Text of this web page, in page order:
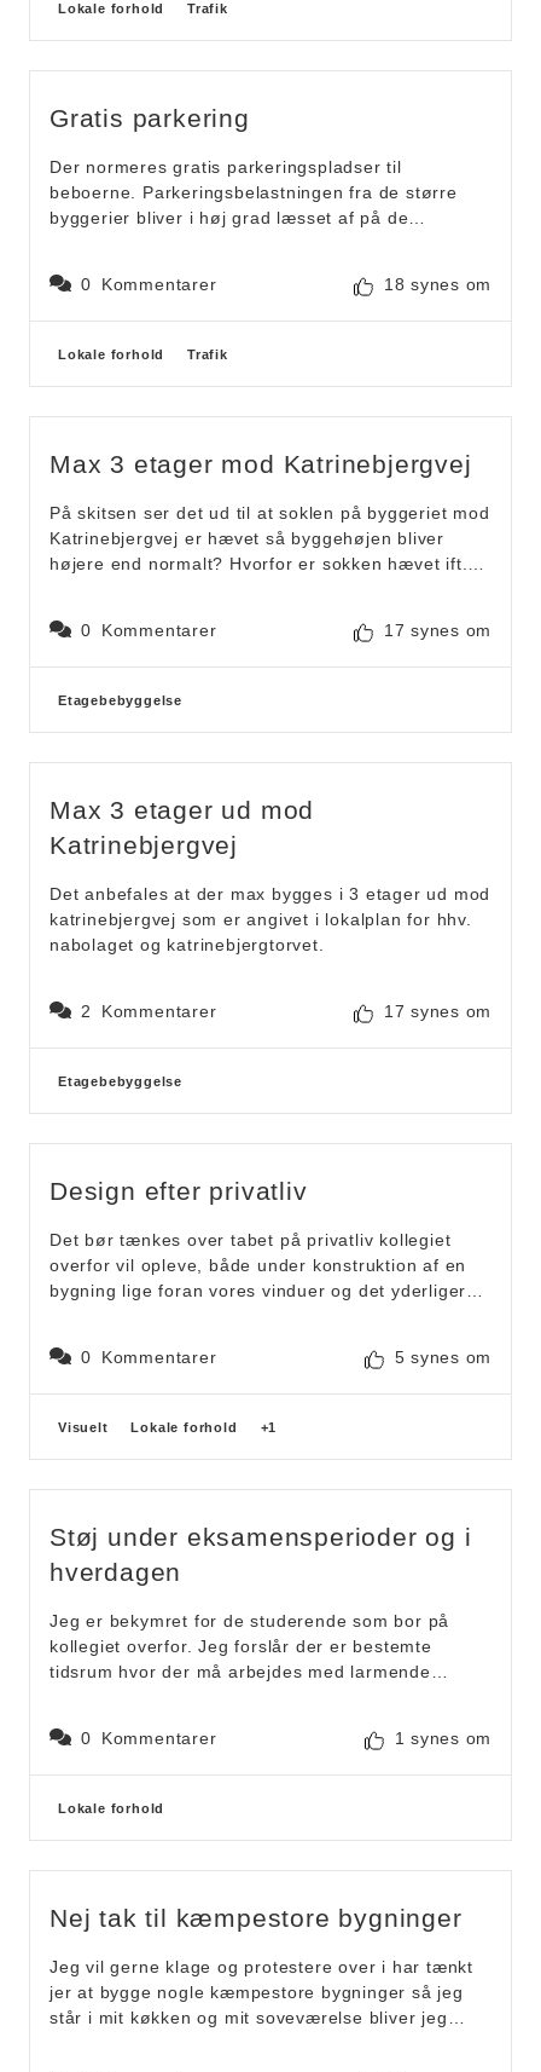
gratis for alle og man flytter parkeringspladserne
hvordan Katrinebjergvej skal kunne holde til den
Forslagskategorier
Lokale forhold Trafik
Gratis parkering
Der normeres gratis parkeringspladser til
beboerne. Parkeringsbelastningen fra de større
byggerier bliver i høj grad læsset af på de
for parkering, når man kan parkere 2 min væk
gratis?
villaejere skal betale for vej der er overfyldt med
1. Gratis parkering normering for byggerierne for
at holde ansvaret for parkeringspresset tæt til hvor
det opstår.
omkringliggende veje ikke er overfyldte og har
gennemkørende trafik. De skal være sikre, rolige
og have begrænset trafik som i dag, hvor børnene
kan løbe og lege sikkert på vejene. Det vil være
0 Kommentarer 18 synes om
Forslagskategorier
Lokale forhold Trafik
Max 3 etager mod Katrinebjergvej
På skitsen ser det ud til at soklen på byggeriet mod
Katrinebjergvej er hævet så byggehøjen bliver
højere end normalt? Hvorfor er sokken hævet ift.
hensyn til - dette gøres ift. der bygges Max 3
etager ud mod Katrinebjergvej som er tilfældet er
0 Kommentarer 17 synes om
Forslagskategorier
Etagebebyggelse
Max 3 etager ud mod
Katrinebjergvej
Det anbefales at der max bygges i 3 etager ud mod
katrinebjergvej som er angivet i lokalplan for hhv.
nabolaget og katrinebjergtorvet.
2 Kommentarer 17 synes om
Forslagskategorier
Etagebebyggelse
Design efter privatliv
Det bør tænkes over tabet på privatliv kollegiet
overfor vil opleve, både under konstruktion af en
bygning lige foran vores vinduer og det yderligere
ødelagt mit vindues udsyn - til at kigge ind i nogle
andres lejlighed.
0 Kommentarer 5 synes om
Forslagskategorier
Visuelt Lokale forhold +1
Støj under eksamensperioder og i
hverdagen
Jeg er bekymret for de studerende som bor på
kollegiet overfor. Jeg forslår der er bestemte
tidsrum hvor der må arbejdes med larmende
startes tideligt eller sluttes sent, samt hvis det
fortsætter hele dagen i perioder.
0 Kommentarer 1 synes om
Forslagskategorier
Lokale forhold
Nej tak til kæmpestore bygninger
Jeg vil gerne klage og protestere over i har tænkt
jer at bygge nogle kæmpestore bygninger så jeg
står i mit køkken og mit soveværelse bliver jeg